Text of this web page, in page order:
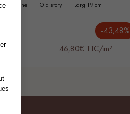
chêne old story larg 19 cm
-43,48%
46,80€ TTC/m²